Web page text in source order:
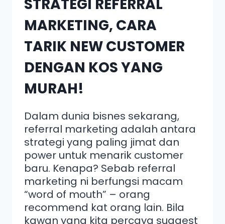
STRATEGI REFERRAL
MARKETING, CARA
TARIK NEW CUSTOMER
DENGAN KOS YANG
MURAH!
Dalam dunia bisnes sekarang,
referral marketing adalah antara
strategi yang paling jimat dan
power untuk menarik customer
baru. Kenapa? Sebab referral
marketing ni berfungsi macam
“word of mouth” – orang
recommend kat orang lain. Bila
kawan yang kita percaya suggest